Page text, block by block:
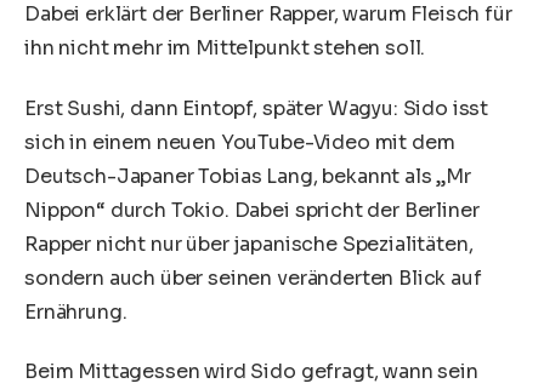
Dabei erklärt der Berliner Rapper, warum Fleisch für
ihn nicht mehr im Mittelpunkt stehen soll.
Erst Sushi, dann Eintopf, später Wagyu: Sido isst
sich in einem neuen YouTube-Video mit dem
Deutsch-Japaner Tobias Lang, bekannt als „Mr
Nippon“ durch Tokio. Dabei spricht der Berliner
Rapper nicht nur über japanische Spezialitäten,
sondern auch über seinen veränderten Blick auf
Ernährung.
Beim Mittagessen wird Sido gefragt, wann sein